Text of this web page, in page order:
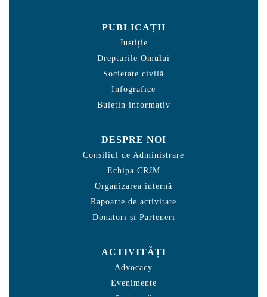
PUBLICAȚII
Justiție
Drepturile Omului
Societate civilă
Infografice
Buletin informativ
DESPRE NOI
Consiliul de Administrare
Echipa CRJM
Organizarea internă
Rapoarte de activitate
Donatori și Parteneri
ACTIVITĂȚI
Advocacy
Evenimente